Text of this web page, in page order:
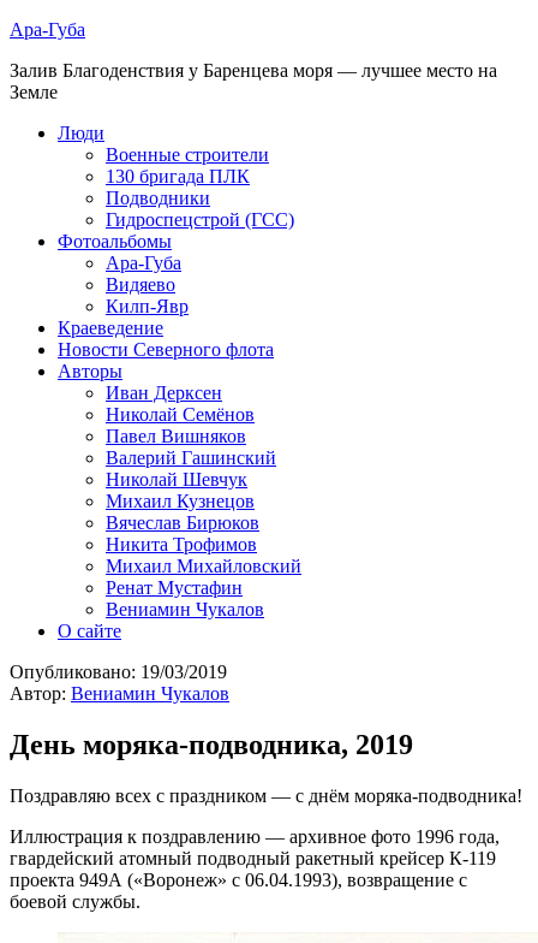
Ара-Губа
Залив Благоденствия у Баренцева моря — лучшее место на
Земле
Люди
Военные строители
130 бригада ПЛК
Подводники
Гидроспецстрой (ГСС)
Фотоальбомы
Ара-Губа
Видяево
Килп-Явр
Краеведение
Новости Северного флота
Авторы
Иван Дерксен
Николай Семёнов
Павел Вишняков
Валерий Гашинский
Николай Шевчук
Михаил Кузнецов
Вячеслав Бирюков
Никита Трофимов
Михаил Михайловский
Ренат Мустафин
Вениамин Чукалов
О сайте
Опубликовано: 19/03/2019
Автор: Вениамин Чукалов
День моряка-подводника, 2019
Поздравляю всех с праздником — с днём моряка-подводника!
Иллюстрация к поздравлению — архивное фото 1996 года,
гвардейский атомный подводный ракетный крейсер К-119
проекта 949А («Воронеж» с 06.04.1993), возвращение с
боевой службы.